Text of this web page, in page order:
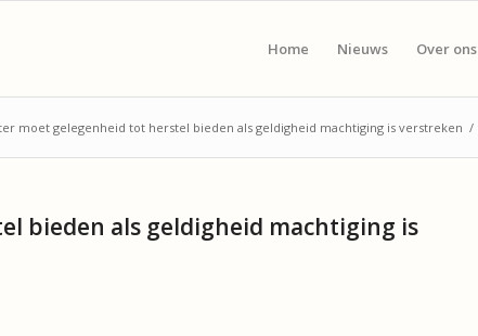
Home Nieuws Over ons
moet gelegenheid tot herstel bieden als geldigheid machtiging is verstreken /
bieden als geldigheid machtiging is